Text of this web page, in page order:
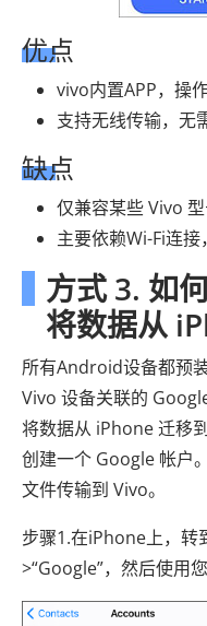
优点
vivo内置APP，操
支持无线传输，无
缺点
仅兼容某些 Vivo
主要依赖Wi-Fi连接
方式 3. 如
将数据从
所有Android设备都预
Vivo 设备关联的
将数据从 iPhone 迁移
创建一个 Google 帐户
文件传输到 Vivo。
步骤1.在iPhone上，转
>“Google”，然后使用